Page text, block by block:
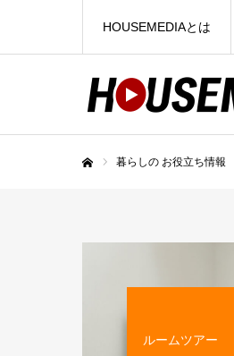
HOUSEMEDIAとは
暮らしの お役立ち情報
ルームツアー